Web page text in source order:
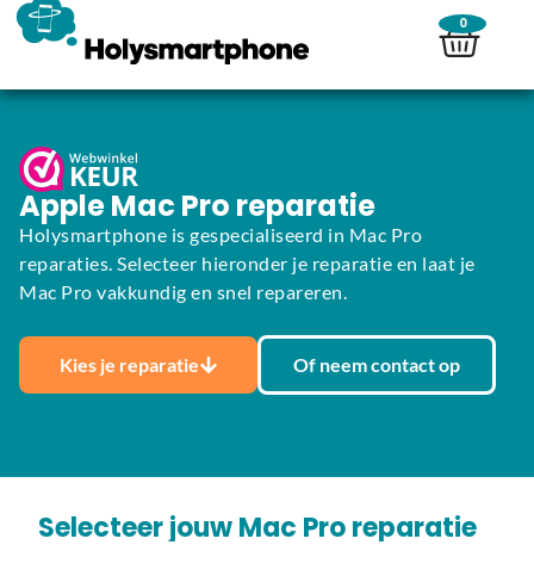
0
Apple Mac Pro reparatie
Holysmartphone is gespecialiseerd in Mac Pro
reparaties. Selecteer hieronder je reparatie en laat je
Mac Pro vakkundig en snel repareren.
Kies je reparatie Of neem contact op
Selecteer jouw Mac Pro reparatie